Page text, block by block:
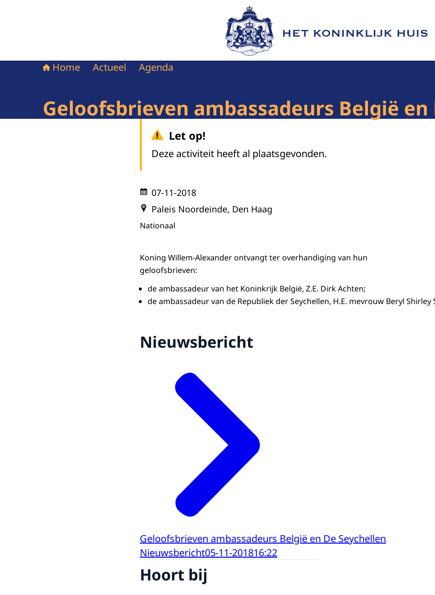
Naar de homepage van Het Koninklijk Huis
Home Actueel Agenda
Geloofsbrieven ambassadeurs België en
Let op!
Deze activiteit heeft al plaatsgevonden.
07-11-2018
Paleis Noordeinde, Den Haag
Nationaal
Koning Willem-Alexander ontvangt ter overhandiging van hun
geloofsbrieven:
de ambassadeur van het Koninkrijk België, Z.E. Dirk Achten;
de ambassadeur van de Republiek der Seychellen, H.E. mevrouw Beryl Shirley
Nieuwsbericht
Geloofsbrieven ambassadeurs België en De Seychellen
Nieuwsbericht05-11-201816:22
Hoort bij